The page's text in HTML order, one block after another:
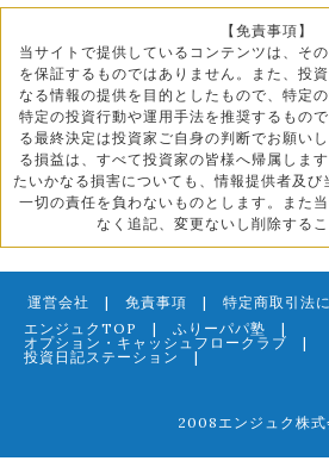
【免責事項】
当サイトで提供しているコンテンツは、そ
を保証するものではありません。また、投
なる情報の提供を目的としたもので、特定
特定の投資行動や運用手法を推奨するもの
る最終決定は投資家ご自身の判断でお願い
る損益は、すべて投資家の皆様へ帰属しま
たいかなる損害についても、情報提供者及
一切の責任を負わないものとします。また
なく追記、変更ないし削除するこ
運営会社 | 免責事項 | 特定商取引法
エンジュクTOP
| ふりーパパ塾 |
オプション・キャッシュフロークラブ |
投資日記ステーション
|
2008エンジュク株式